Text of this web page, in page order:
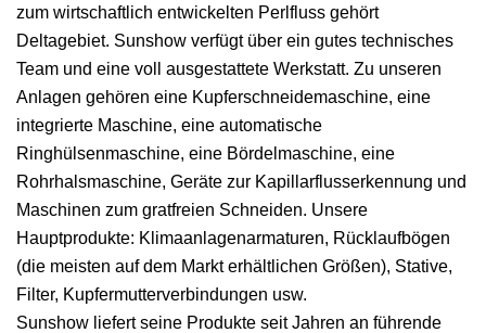
zum wirtschaftlich entwickelten Perlfluss gehört
Deltagebiet. Sunshow verfügt über ein gutes technisches
Team und eine voll ausgestattete Werkstatt. Zu unseren
Anlagen gehören eine Kupferschneidemaschine, eine
integrierte Maschine, eine automatische
Ringhülsenmaschine, eine Bördelmaschine, eine
Rohrhalsmaschine, Geräte zur Kapillarflusserkennung und
Maschinen zum gratfreien Schneiden. Unsere
Hauptprodukte: Klimaanlagenarmaturen, Rücklaufbögen
(die meisten auf dem Markt erhältlichen Größen), Stative,
Filter, Kupfermutterverbindungen usw.
Sunshow liefert seine Produkte seit Jahren an führende